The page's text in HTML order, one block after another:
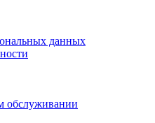
данных
обслуживании